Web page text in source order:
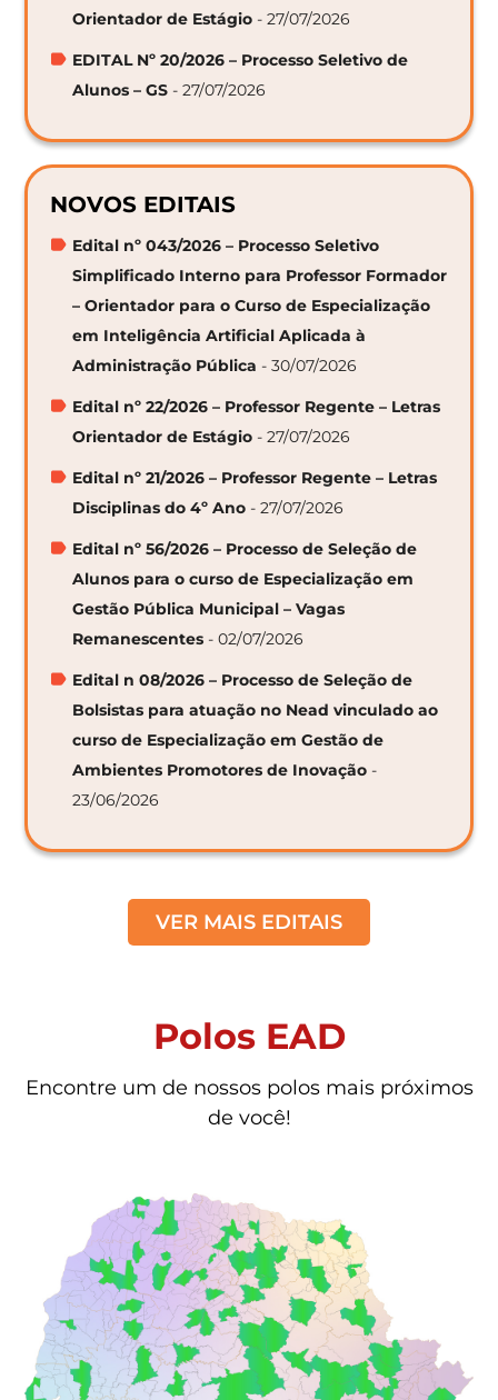
Orientador de Estágio - 27/07/2026
EDITAL Nº 20/2026 – Processo Seletivo de
Alunos – GS - 27/07/2026
NOVOS EDITAIS
Edital nº 043/2026 – Processo Seletivo
Simplificado Interno para Professor Formador
– Orientador para o Curso de Especialização
em Inteligência Artificial Aplicada à
Administração Pública - 30/07/2026
Edital nº 22/2026 – Professor Regente – Letras
Orientador de Estágio - 27/07/2026
Edital nº 21/2026 – Professor Regente – Letras
Disciplinas do 4º Ano - 27/07/2026
Edital nº 56/2026 – Processo de Seleção de
Alunos para o curso de Especialização em
Gestão Pública Municipal – Vagas
Remanescentes - 02/07/2026
Edital n 08/2026 – Processo de Seleção de
Bolsistas para atuação no Nead vinculado ao
curso de Especialização em Gestão de
Ambientes Promotores de Inovação -
23/06/2026
VER MAIS EDITAIS
Polos EAD
Encontre um de nossos polos mais próximos
de você!